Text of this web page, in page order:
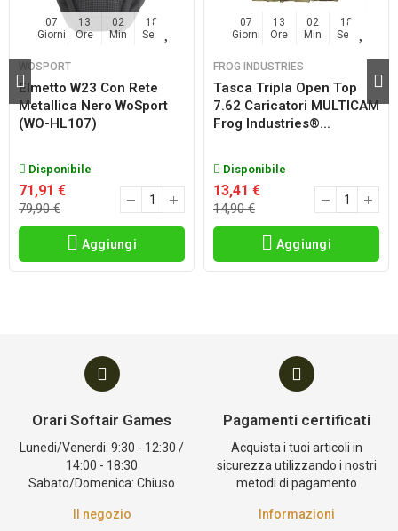
07
Giorni
13
Ore
02
Min
18
Sec
WOSPORT
Elmetto W23 Con Rete
Metallica Nero WoSport
(WO-HL107)
Disponibile
71,91 €
79,90 €
Aggiungi
07
Giorni
13
Ore
02
Min
18
Sec
FROG INDUSTRIES
Tasca Tripla Open Top
7.62 Caricatori MULTICAM
Frog Industries®...
Disponibile
13,41 €
14,90 €
Aggiungi
Orari Softair Games
Lunedi/Venerdi: 9:30 - 12:30 /
14:00 - 18:30
Sabato/Domenica: Chiuso
Il negozio
Pagamenti certificati
Acquista i tuoi articoli in
sicurezza utilizzando i nostri
metodi di pagamento
Informazioni